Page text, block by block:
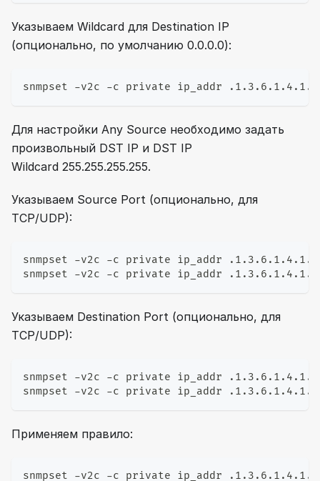
Указываем Wildcard для Destination IP
(опционально, по умолчанию 0.0.0.0):
snmpset -v2c -c private ip_addr
Для настройки Any Source необходимо задать
произвольный DST IP и DST IP
Wildcard 255.255.255.255.
Указываем Source Port (опционально, для
TCP/UDP):
snmpset -v2c -c private ip_addr
snmpset -v2c -c private ip_addr
Указываем Destination Port (опционально, для
TCP/UDP):
snmpset -v2c -c private ip_addr
snmpset -v2c -c private ip_addr
Применяем правило:
snmpset -v2c -c private ip_addr